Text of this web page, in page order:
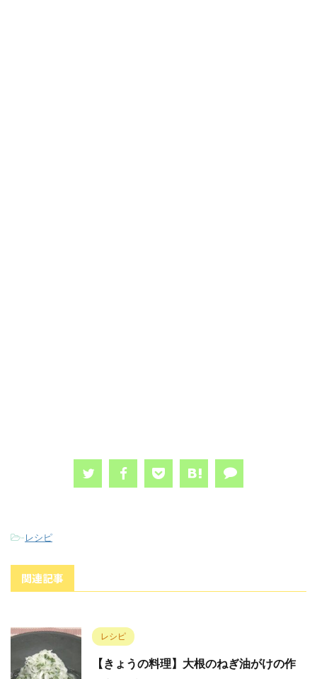
-レシピ
関連記事
レシピ
【きょうの料理】大根のねぎ油がけの作